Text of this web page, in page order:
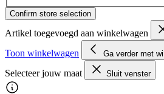
Confirm store selection
Artikel toegevoegd aan winkelwagen
Toon winkelwagen Ga verder met
Selecteer jouw maat Sluit venster